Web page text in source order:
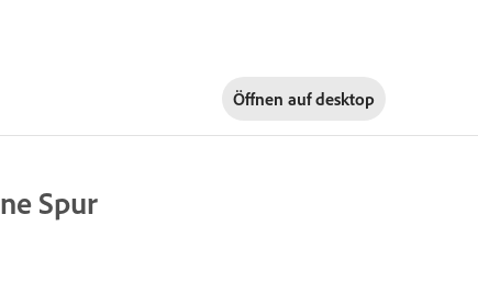
Öffnen aufdesktop
Spur